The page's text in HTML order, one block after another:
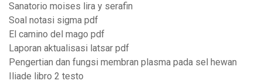
Sanatorio moises lira y serafin
Soal notasi sigma pdf
El camino del mago pdf
Laporan aktualisasi latsar pdf
Pengertian dan fungsi membran plasma pada sel hewan
Iliade libro 2 testo